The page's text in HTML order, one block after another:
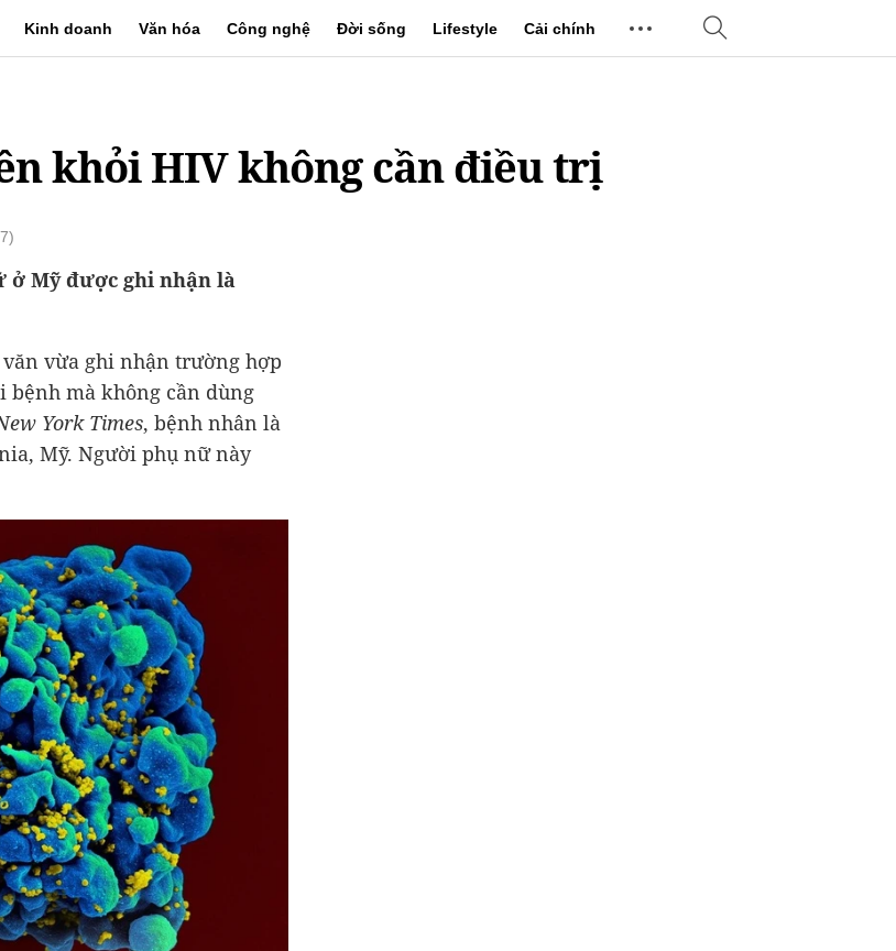
Kinh doanh Văn hóa Công nghệ Đời sống Lifestyle Cải chính
khỏi HIV không cần điều trị
ở Mỹ được ghi nhận là
vừa ghi nhận trường hợp
mà không cần dùng
York Times, bệnh nhân là
Mỹ. Người phụ nữ này